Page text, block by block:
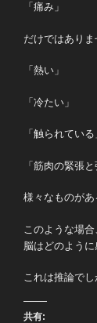
「痛み」
だけではありま
「熱い」
「冷たい」
「触られている
「筋肉の緊張と
様々なものがあ
このような場合
脳はどのように
これは推論で
共有: